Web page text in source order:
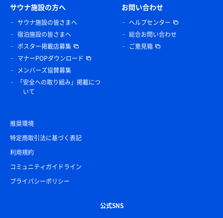
サウナ施設の方へ
サウナ施設の皆さまへ
宿泊施設の皆さまへ
ポスター掲載店募集
マナーPOPダウンロード
メンバーズ協賛募集
「安全への取り組み」掲載につ
いて
お問い合わせ
ヘルプセンター
総合お問い合わせ
ご意見箱
推奨環境
特定商取引法に基づく表記
利用規約
コミュニティガイドライン
プライバシーポリシー
公式SNS